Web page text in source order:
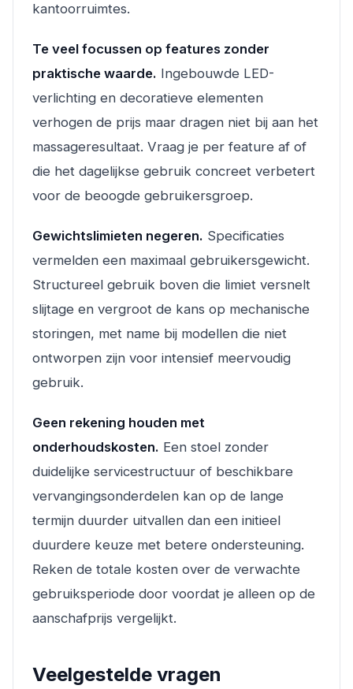
kantoorruimtes.
Te veel focussen op features zonder
praktische waarde. Ingebouwde LED-
verlichting en decoratieve elementen
verhogen de prijs maar dragen niet bij aan het
massageresultaat. Vraag je per feature af of
die het dagelijkse gebruik concreet verbetert
voor de beoogde gebruikersgroep.
Gewichtslimieten negeren. Specificaties
vermelden een maximaal gebruikersgewicht.
Structureel gebruik boven die limiet versnelt
slijtage en vergroot de kans op mechanische
storingen, met name bij modellen die niet
ontworpen zijn voor intensief meervoudig
gebruik.
Geen rekening houden met
onderhoudskosten. Een stoel zonder
duidelijke servicestructuur of beschikbare
vervangingsonderdelen kan op de lange
termijn duurder uitvallen dan een initieel
duurdere keuze met betere ondersteuning.
Reken de totale kosten over de verwachte
gebruiksperiode door voordat je alleen op de
aanschafprijs vergelijkt.
Veelgestelde vragen